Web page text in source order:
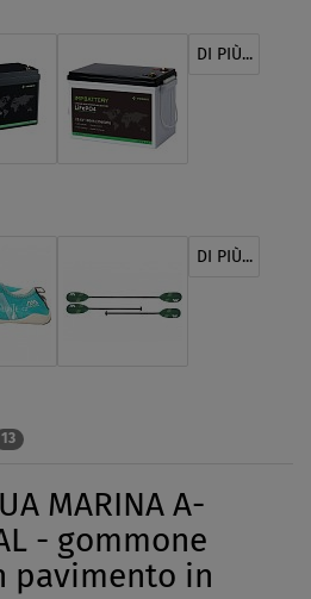
DI PIÙ...
DI PIÙ...
13
MARINA A-
- gommone
pavimento in